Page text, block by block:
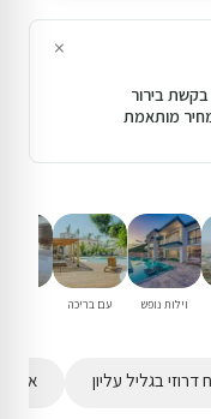
בקשת בירור
מותאמת
×
וילות נופש עם בריכה
דרוזי בגליל עליון